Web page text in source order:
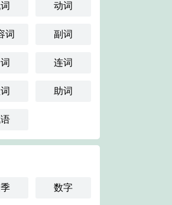
动词
词 副词
连词
助词
数字